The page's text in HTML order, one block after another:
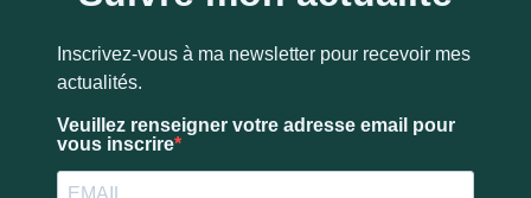
Inscrivez-vous à ma newsletter pour recevoir mes
actualités.
Veuillez renseigner votre adresse email pour
vous inscrire